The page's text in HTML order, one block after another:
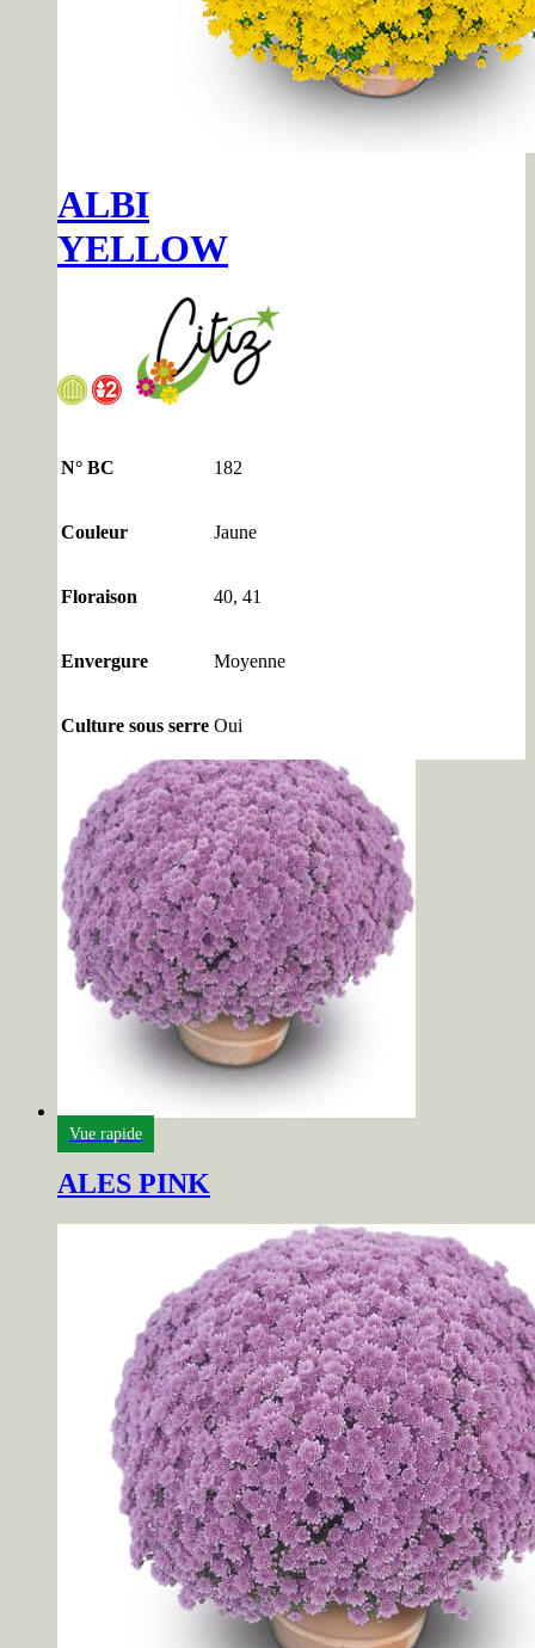
ALBI
YELLOW
N° BC 182
Couleur Jaune
Floraison 40, 41
Envergure Moyenne
Culture sous serre Oui
Vue rapide
ALES PINK